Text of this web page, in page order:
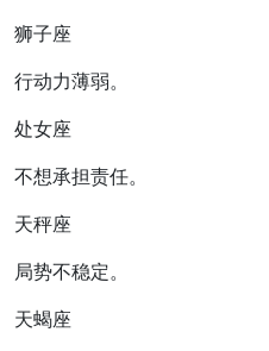
狮子座
行动力薄弱。
处女座
不想承担责任。
天秤座
局势不稳定。
天蝎座